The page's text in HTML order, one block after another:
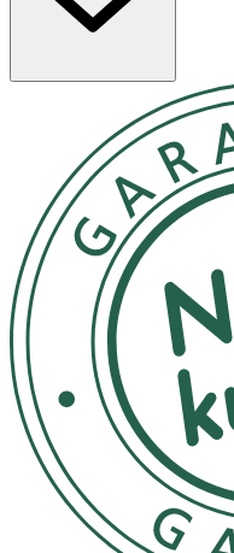
Använd dagligen på
Använd som primer
verka i 15 minuter.
Förvaras i
OK för gravida och
Ingredienser:
Aqua/Water, Glycerin**,
Sclerotium Gum, Rubus
Vaccinium VitisIdaea
Aroma/Fragrance,
Hyaluronic Acid, Sodium
Alcohol** *Ingredients
using Organic
12% Organic of total
ECOCERT Greenlife
available at http://